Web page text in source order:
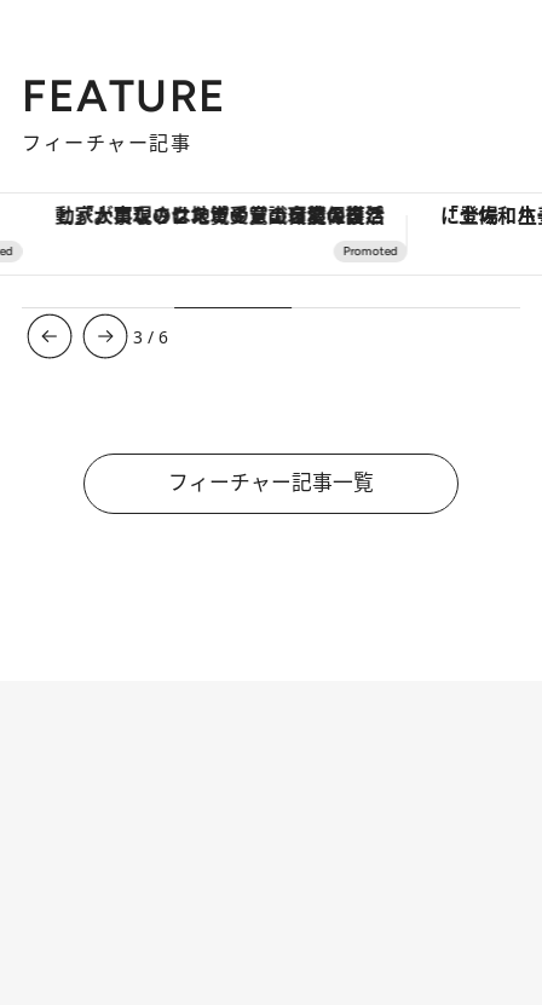
FEATURE
フィーチャー記事
「大事なのは地域の意識を変えること」。ロレックス賞受賞の自然保護活動家が実現させたナイジェリアの自然環境の復活
3 /6
フィーチャー記事一覧